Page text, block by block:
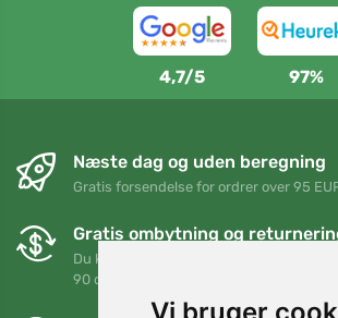
4,7/5 97%
Næste dag og uden beregning
Gratis forsendelse for ordrer over 95
Gratis ombytning og
Du kan returnere eller bytte din ordre
90 dage